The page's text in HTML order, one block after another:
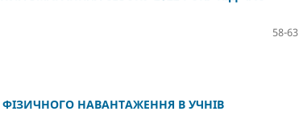
58-63
НАВАНТАЖЕННЯ В УЧНІВ